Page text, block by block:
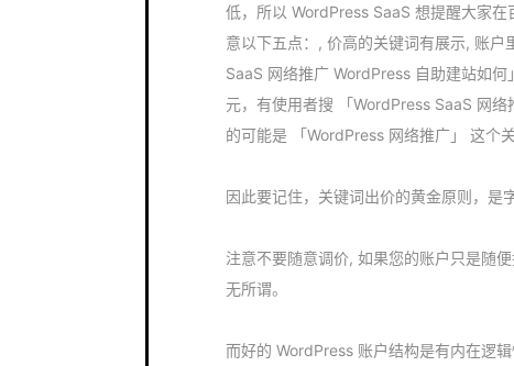
低，所以 WordPress SaaS 想提醒大家
意以下五点：, 价高的关键词有展示, 账
SaaS 网络推广 WordPress 自助建站如
元，有使用者搜 「WordPress SaaS 网
的可能是 「WordPress 网络推广」 这个关
因此要记住，关键词出价的黄金原则，是
注意不要随意调价, 如果您的账户只是随
无所谓。
而好的 WordPress 账户结构是有内在逻